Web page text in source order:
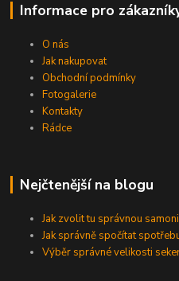
Informace pro
O nás
Jak nakupovat
Obchodní podmínky
Fotogalerie
Kontakty
Rádce
Nejčtenější na blogu
Jak zvolit tu správnou
Jak správně spočítat
Výběr správné velikosti